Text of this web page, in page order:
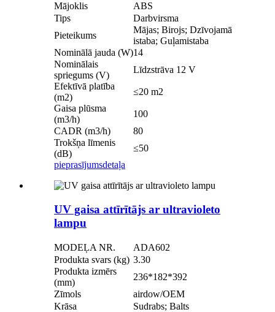
Mājoklis
ABS
Tips
Darbvirsma
Pieteikums
Mājas; Birojs; Dzīvojamā
istaba; Guļamistaba
Nominālā jauda (W)14
Nominālais
spriegums (V)
Līdzstrāva 12 V
Efektīvā platība
(m2)
≤20 m2
Gaisa plūsma
(m3/h)
100
CADR (m3/h)
80
Trokšņa līmenis
(dB)
≤50
pieprasījumsdetaļa
UV gaisa attīrītājs ar ultravioleto
lampu
MODEĻA NR.
ADA602
Produkta svars (kg) 3.30
Produkta izmērs
(mm)
236*182*392
Zīmols
airdow/OEM
Krāsa
Sudrabs; Balts